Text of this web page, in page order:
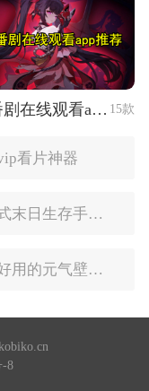
动漫番剧在线观看app推荐 15款
看片神器
开放式末日生存手游合集
超级好用的元气壁纸软件大全
-8